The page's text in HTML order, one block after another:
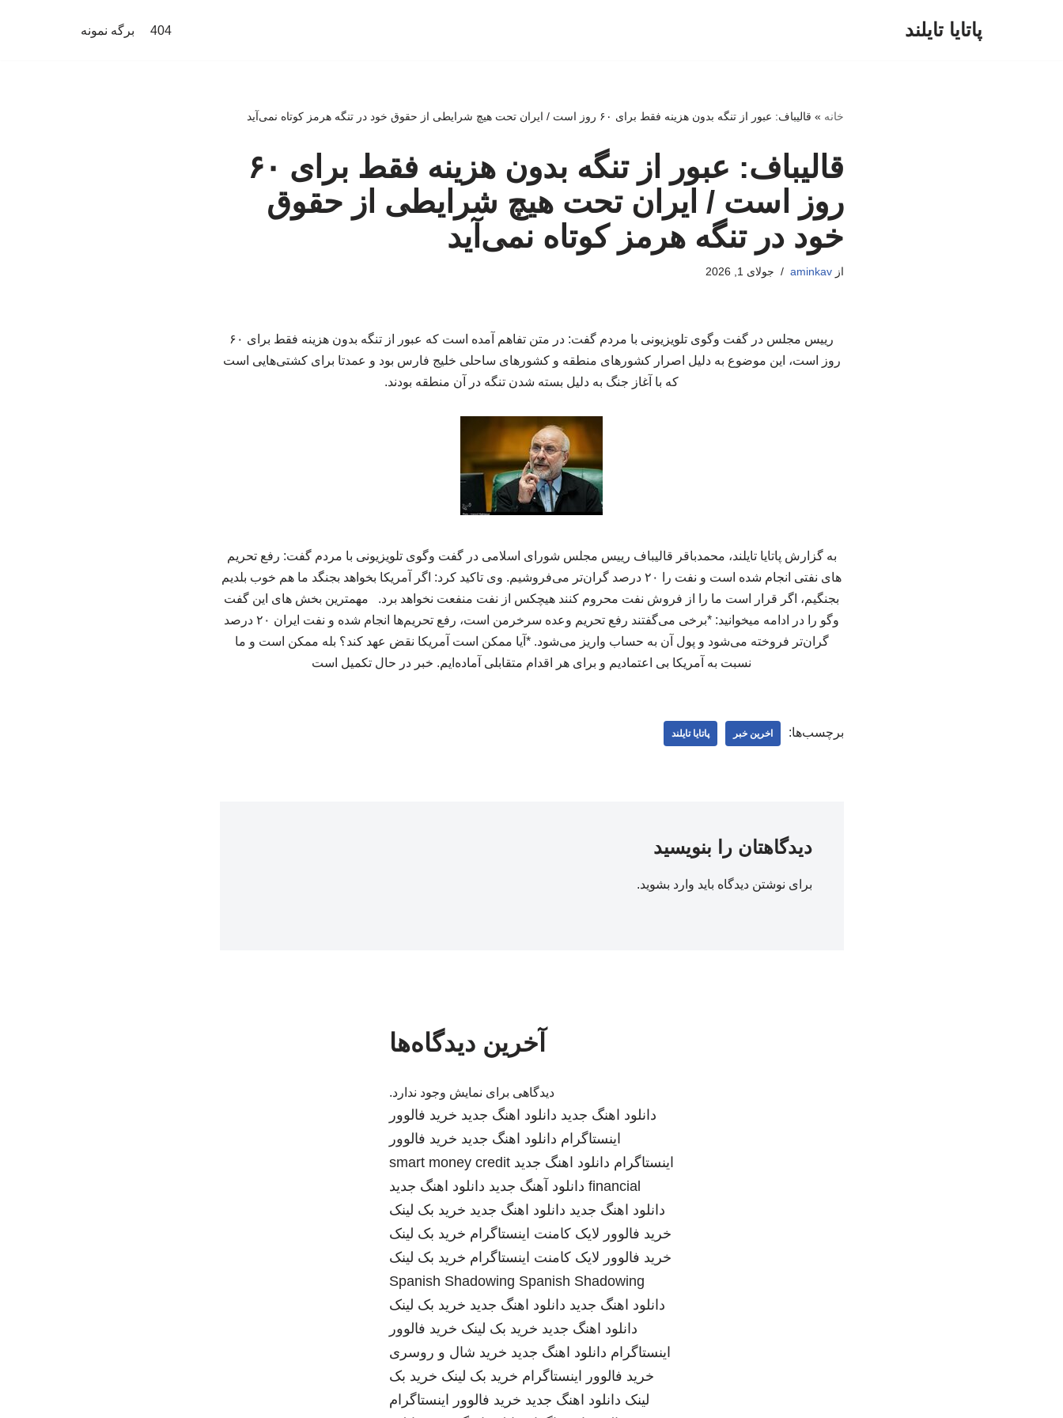
پاتایا تایلند 404 برگه نمونه
خانه » قالیباف: عبور از تنگه بدون هزینه فقط برای ۶۰ روز است / ایران تحت هیچ شرایطی از حقوق خود در تنگه هرمز کوتاه نمی‌آید
قالیباف: عبور از تنگه بدون هزینه فقط برای ۶۰
روز است / ایران تحت هیچ شرایطی از حقوق
خود در تنگه هرمز کوتاه نمی‌آید
ازaminkav جولای 1, 2026
‏رییس مجلس در گفت وگوی تلویزیونی با مردم گفت:‏ در متن تفاهم آمده است که عبور از تنگه بدون هزینه فقط برای ۶۰
روز است، این موضوع به دلیل اصرار کشورهای منطقه و کشورهای ساحلی خلیج فارس بود و عمدتا برای کشتی‌هایی است
که با آغاز جنگ به دلیل بسته شدن تنگه در آن منطقه بودند.
به گزارش پاتایا تایلند، محمدباقر قالیباف رییس مجلس شورای اسلامی در گفت وگوی تلویزیونی با مردم گفت: رفع تحریم
های نفتی انجام شده است و نفت را ۲۰ درصد گران‌تر می‌فروشیم. وی تاکید کرد: اگر آمریکا بخواهد بجنگد ما هم خوب بلدیم
بجنگیم، اگر قرار است ما را از فروش نفت محروم کنند هیچکس از نفت منفعت نخواهد برد. مهمترین بخش های این گفت
وگو را در ادامه میخوانید: *برخی می‌گفتند رفع تحریم وعده سرخرمن است، رفع تحریم‌ها انجام شده و نفت ایران ۲۰ درصد
گران‌تر فروخته می‌شود و پول آن به حساب واریز می‌شود. *آیا ممکن است آمریکا نقض عهد کند؟ بله ممکن است و ما
نسبت به آمریکا بی اعتمادیم و برای هر اقدام متقابلی آماده‌ایم. خبر در حال تکمیل است
برچسب‌ها: اخرین خبر پاتایا تایلند
دیدگاهتان را بنویسید
برای نوشتن دیدگاه باید وارد بشوید.
آخرین دیدگاه‌ها
دیدگاهی برای نمایش وجود ندارد.
دانلود اهنگ جدید دانلود اهنگ جدید خرید فالوور
اینستاگرام دانلود اهنگ جدید خرید فالوور
اینستاگرام دانلود اهنگ جدید smart money credit
financial دانلود آهنگ جدید دانلود اهنگ جدید
دانلود اهنگ جدید دانلود اهنگ جدید خرید بک لینک
خرید فالوور لایک کامنت اینستاگرام خرید بک لینک
خرید فالوور لایک کامنت اینستاگرام خرید بک لینک
Spanish Shadowing Spanish Shadowing
دانلود اهنگ جدید دانلود اهنگ جدید خرید بک لینک
دانلود اهنگ جدید خرید بک لینک خرید فالوور
اینستاگرام دانلود اهنگ جدید خرید شال و روسری
خرید فالوور اینستاگرام خرید بک لینک خرید بک
لینک دانلود اهنگ جدید خرید فالوور اینستاگرام